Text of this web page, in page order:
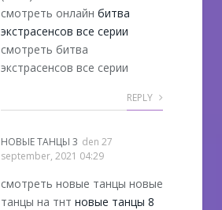
смотреть онлайн битва
экстрасенсов все серии
смотреть битва
экстрасенсов все серии
REPLY
НОВЫЕ ТАНЦЫ 3 den 27
september, 2021 04:29
смотреть новые танцы новые
танцы на тнт новые танцы 8